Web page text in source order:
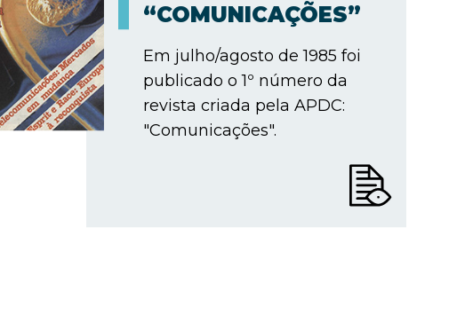
“COMUNICAÇÕES”
Em julho/agosto de 1985 foi
publicado o 1º número da
revista criada pela APDC:
"Comunicações".